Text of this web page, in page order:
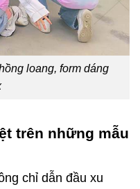
loang, form dáng
trên những mẫu
chỉ dẫn đầu xu